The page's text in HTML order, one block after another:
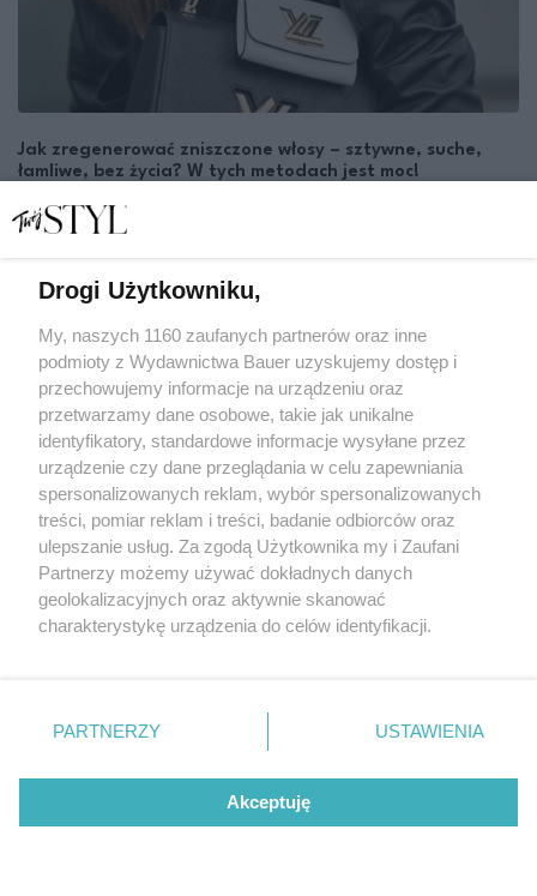
Jak zregenerować zniszczone włosy – sztywne, suche,
łamliwe, bez życia? W tych metodach jest moc!
ALEKSANDRA JAWORSKA
Drogi Użytkowniku,
My, naszych 1160 zaufanych partnerów oraz inne
podmioty z Wydawnictwa Bauer uzyskujemy dostęp i
przechowujemy informacje na urządzeniu oraz
przetwarzamy dane osobowe, takie jak unikalne
identyfikatory, standardowe informacje wysyłane przez
urządzenie czy dane przeglądania w celu zapewniania
spersonalizowanych reklam, wybór spersonalizowanych
treści, pomiar reklam i treści, badanie odbiorców oraz
ulepszanie usług. Za zgodą Użytkownika my i Zaufani
Partnerzy możemy używać dokładnych danych
geolokalizacyjnych oraz aktywnie skanować
charakterystykę urządzenia do celów identyfikacji.
zmienić/wycofać klikając przycisk ustawień prywatności
znajdujący się w lewym dolnym rogu strony
rodzaje przetwarzania danych nie wymagają zgody
użytkownika, ale masz prawo sprzeciwić się takiemu
PARTNERZY USTAWIENIA
Akceptuję